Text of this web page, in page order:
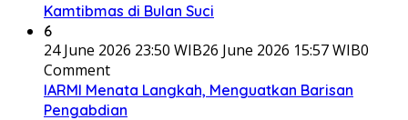
Kamtibmas di Bulan Suci
6
24 June 2026 23:50 WIB26 June 2026 15:57 WIB0
Comment
IARMI Menata Langkah, Menguatkan Barisan
Pengabdian